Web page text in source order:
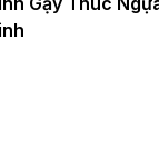
mừng Đại lễ